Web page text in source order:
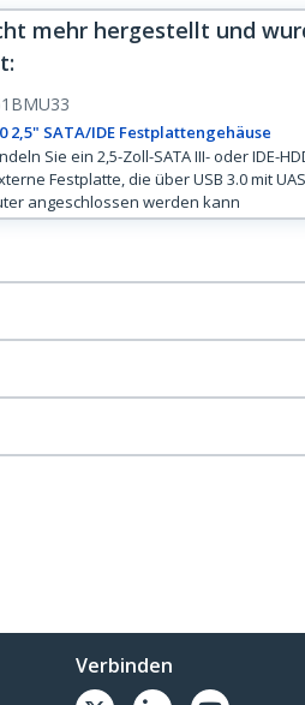
mehr hergestellt und
:
2,5" SATA/IDE Festplattengehäuse
Sie ein 2,5-Zoll-SATA III- oder IDE-
Festplatte, die über USB 3.0 mit
angeschlossen werden kann
Verbinden